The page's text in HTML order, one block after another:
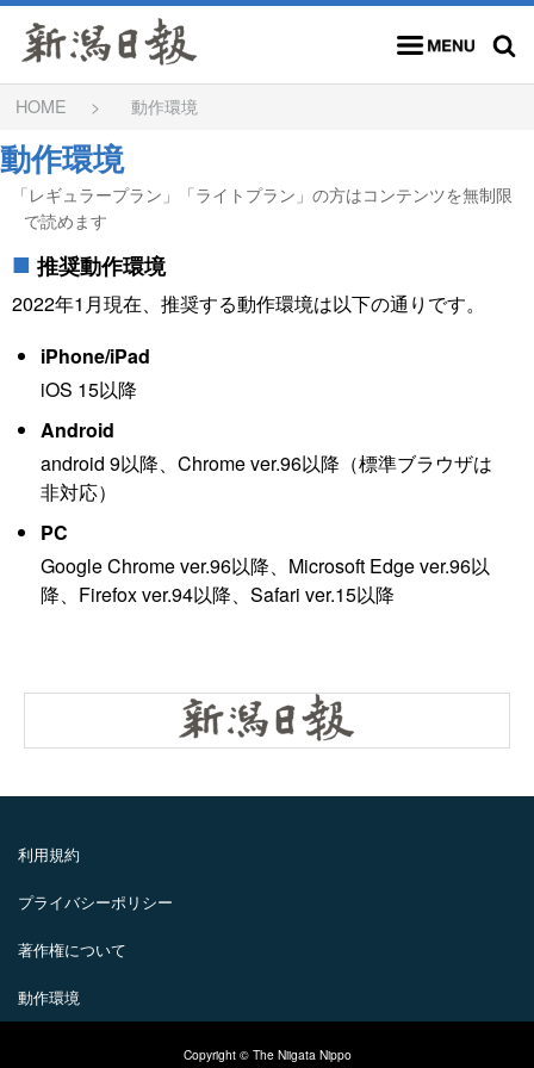
メニュー 検索
HOME 動作環境
動作環境
「レギュラープラン」「ライトプラン」の方はコンテンツを無制限
で読めます
推奨動作環境
2022年1月現在、推奨する動作環境は以下の通りです。
iPhone/iPad
iOS 15以降
Android
android 9以降、Chrome ver.96以降（標準ブラウザは
非対応）
PC
Google Chrome ver.96以降、Microsoft Edge ver.96以
降、Firefox ver.94以降、Safari ver.15以降
利用規約
プライバシーポリシー
著作権について
動作環境
Copyright © The Niigata Nippo
ショートトラック
カーリング
フィギュアスケート